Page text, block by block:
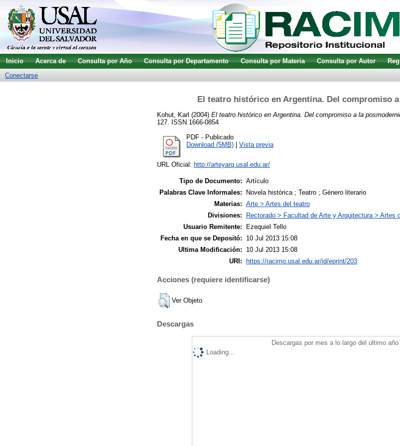
Inicio Acerca de Consulta por Año Consulta por Departamento Consulta por Materia Consulta por Autor
Conectarse
El teatro histórico en Argentina. Del compromiso
Kohut, Karl (2004) El teatro histórico en Argentina. Del compromiso a la
127. ISSN 1666-0854
PDF - Publicado
Download (5MB)
Vista previa
URL Oficial: http://arteyarq.usal.edu.ar/
Tipo de Documento: Artículo
Palabras Clave Informales:
Novela histórica ; Teatro ; Género literario
Materias: Arte > Artes del teatro
Divisiones:
Rectorado > Facultad de Arte y Arquitectura > Artes
Usuario Remitente:
Ezequiel Tello
Fecha en que se Depositó:
10 Jul 2013 15:08
Ultima Modificación:
10 Jul 2013 15:08
URI:
https://racimo.usal.edu.ar/id/eprint/203
Acciones (requiere identificarse)
Ver Objeto
Descargas
Descargas por mes a lo largo del último año
Loading...